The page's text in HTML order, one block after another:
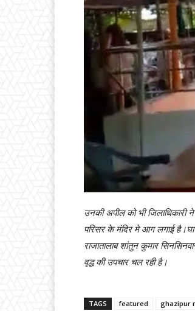
उनकी अपील को भी
परिसर के मंदिर मे आग लगाई
राजातालाब शांतुन कुमार
वृद्ध की उपचार चल रही है।
TAGS featured ghazipur